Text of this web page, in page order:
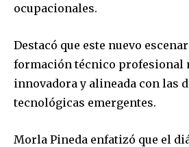
ocupacionales.
Destacó que este nuevo
formación técnico profesional
innovadora y alineada con las
tecnológicas emergentes.
Morla Pineda enfatizó que el